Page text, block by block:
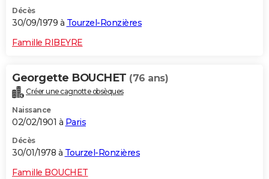
Décès
30/09/1979 à Tourzel-Ronzières
Famille RIBEYRE
Georgette BOUCHET (76 ans)
Créer une cagnotte obsèques
Naissance
02/02/1901 à Paris
Décès
30/01/1978 à Tourzel-Ronzières
Famille BOUCHET